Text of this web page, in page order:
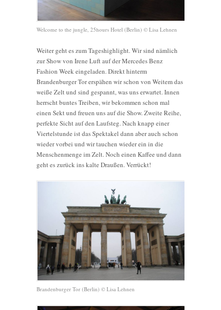
Welcome to the jungle, 25hours Hotel (Berlin) © Lisa Lehnen
Weiter geht es zum Tageshighlight. Wir sind nämlich
zur Show von Irene Luft auf der Mercedes Benz
Fashion Week eingeladen. Direkt hinterm
Brandenburger Tor erspähen wir schon von Weitem das
weiße Zelt und sind gespannt, was uns erwartet. Innen
herrscht buntes Treiben, wir bekommen schon mal
einen Sekt und freuen uns auf die Show. Zweite Reihe,
perfekte Sicht auf den Laufsteg. Nach knapp einer
Viertelstunde ist das Spektakel dann aber auch schon
wieder vorbei und wir tauchen wieder ein in die
Menschenmenge im Zelt. Noch einen Kaffee und dann
geht es zurück ins kalte Draußen. Verrückt!
Brandenburger Tor (Berlin) © Lisa Lehnen